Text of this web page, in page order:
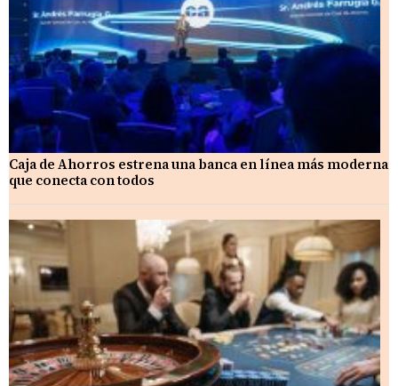
Caja de Ahorros estrena una banca en línea más moderna
que conecta con todos